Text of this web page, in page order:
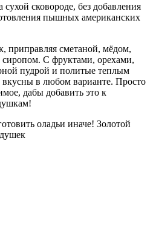
сковороде, без добавления
пышных американских
приправляя сметаной, мёдом,
С фруктами, орехами,
пудрой и политые теплым
в любом варианте. Просто
дабы добавить это к